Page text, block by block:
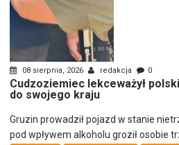
08 sierpnia, 2026 redakcja 0
Cudzoziemiec lekceważył
do swojego kraju
Gruzin prowadził pojazd w stanie
pod wpływem alkoholu groził osobie